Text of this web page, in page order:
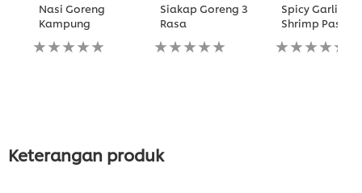
Nasi Goreng
Kampung
No
ratings
Siakap Goreng 3
Rasa
No
ratings
Spicy Garlic
Shrimp Pasta
No
ratings
Keterangan produk